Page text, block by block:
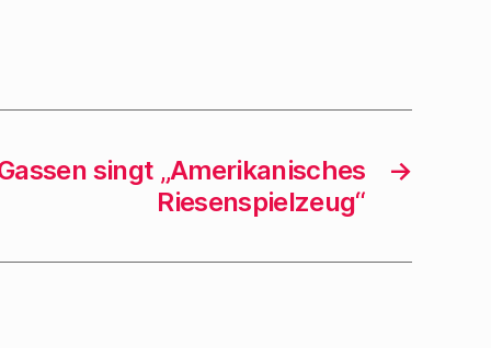
→
singt „Amerikanisches
Riesenspielzeug“